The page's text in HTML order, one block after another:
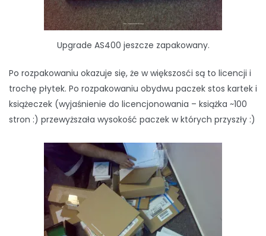
Upgrade AS400 jeszcze zapakowany.
Po rozpakowaniu okazuje się, że w większosći są to licencji i
trochę płytek. Po rozpakowaniu obydwu paczek stos kartek i
książeczek (wyjaśnienie do licencjonowania – książka ~100
stron :) przewyższała wysokość paczek w których przyszły :)